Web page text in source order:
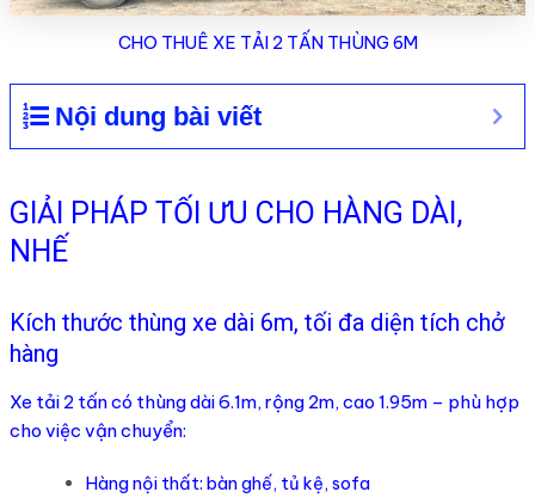
CHO THUÊ XE TẢI 2 TẤN THÙNG 6M
Nội dung bài viết
GIẢI PHÁP TỐI ƯU CHO HÀNG DÀI,
NHẾ
Kích thước thùng xe dài 6m, tối đa diện tích chở
hàng
Xe tải 2 tấn có thùng dài 6.1m, rộng 2m, cao 1.95m – phù hợp
cho việc vận chuyển:
Hàng nội thất: bàn ghế, tủ kệ, sofa